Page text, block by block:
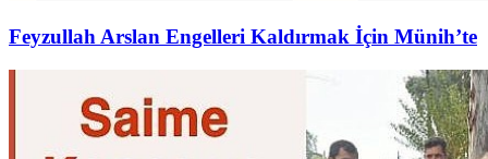
Feyzullah Arslan Engelleri Kaldırmak İçin Münih’te